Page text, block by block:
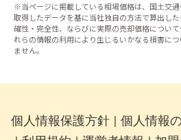
※当ページに掲載している相場価格は、国土交
取得したデータを基に当社独自の方法で算出し
確性・完全性、ならびに実際の売却価格につい
れらの情報の利用により生じるいかなる損害に
ません。
個人情報保護方針 個人情報